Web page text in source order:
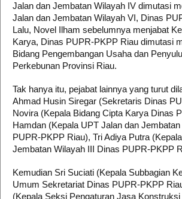
Jalan dan Jembatan Wilayah IV dimutasi
Jalan dan Jembatan Wilayah VI, Dinas
Lalu, Novel Ilham sebelumnya menjabat
Karya, Dinas PUPR-PKPP Riau dimutasi
Bidang Pengembangan Usaha dan
Perkebunan Provinsi Riau.
Tak hanya itu, pejabat lainnya yang turut
Ahmad Husin Siregar (Sekretaris Dinas
Novira (Kepala Bidang Cipta Karya Dinas
Hamdan (Kepala UPT Jalan dan
PUPR-PKPP Riau), Tri Adiya Putra
Jembatan Wilayah III Dinas PUPR-PKPP
Kemudian Sri Suciati (Kepala Subbagian
Umum Sekretariat Dinas PUPR-PKPP
(Kepala Seksi Pengaturan Jasa